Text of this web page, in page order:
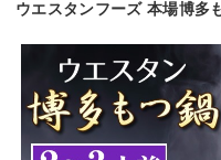
ウエスタンフーズ 本場博多